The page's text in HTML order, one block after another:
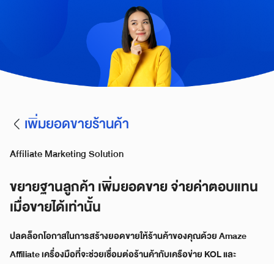
เพิ่มยอดขายร้านค้า
Affiliate Marketing Solution
ขยายฐานลูกค้า เพิ่มยอดขาย จ่ายค่าตอบแทน
เมื่อขายได้เท่านั้น
ปลดล็อกโอกาสในการสร้างยอดขายให้ร้านค้าของคุณด้วย Amaze
Affiliate เครื่องมือที่จะช่วยเชื่อมต่อร้านค้ากับเครือข่าย KOL และ